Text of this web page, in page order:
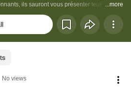
ils sauront vous présenter leur
en plus sur la FRAQ et
www.fraq.quebec
...more
No views